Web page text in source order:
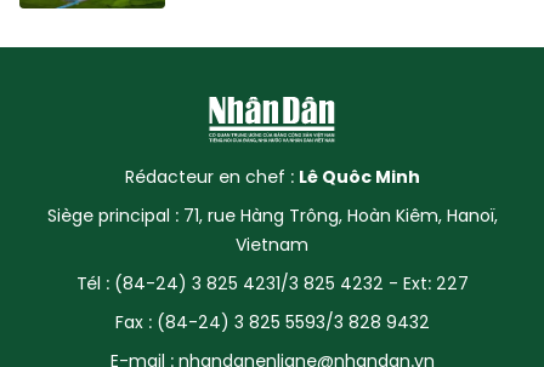
Rédacteur en chef : Lê Quôc Minh
Siège principal : 71, rue Hàng Trông, Hoàn Kiêm, Hanoï,
Vietnam
Tél : (84-24) 3 825 4231/3 825 4232 - Ext: 227
Fax : (84-24) 3 825 5593/3 828 9432
E-mail : nhandanenligne@nhandan.vn